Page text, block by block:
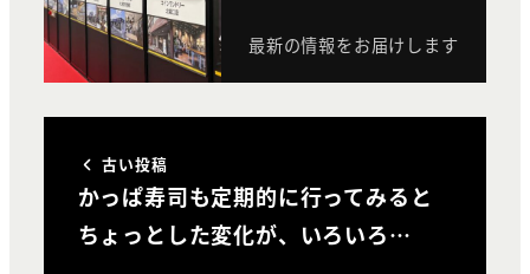
最新の情報をお届けします
古い投稿
かっぱ寿司も定期的に行ってみると
ちょっとした変化が、いろいろ…